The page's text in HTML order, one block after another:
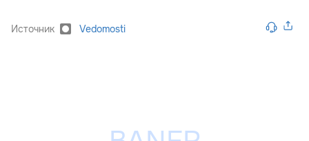
Источник Vedomosti